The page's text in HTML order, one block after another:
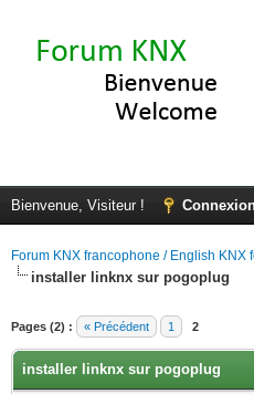
Bienvenue, Visiteur !
Forum KNX francophone / English KNX
installer linknx sur pogoplug
Pages (2) : « Précédent 1 2
installer linknx sur pogoplug